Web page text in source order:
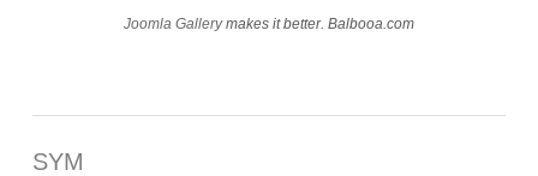
Joomla Gallerymakes it better. Balbooa.com
SYM